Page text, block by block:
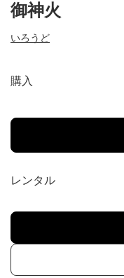
御神火
いろうど
購入
レンタル